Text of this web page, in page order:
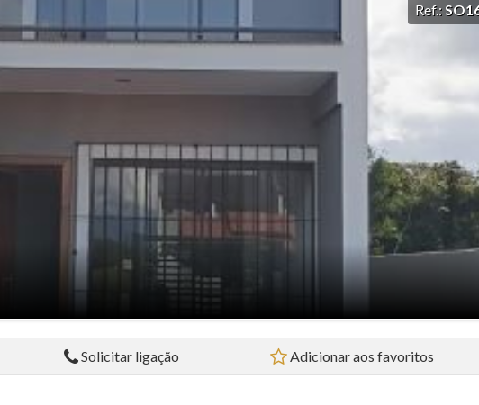
Cobertura (4)
Pousada (1)
Sítio (2)
Sobrado (32)
Ref.:
Solicitar ligação Adicionar aos favoritos